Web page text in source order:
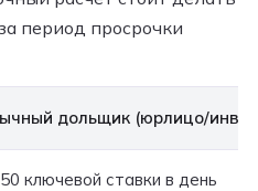
период просрочки
дольщик (юрлицо/
ключевой ставки в день